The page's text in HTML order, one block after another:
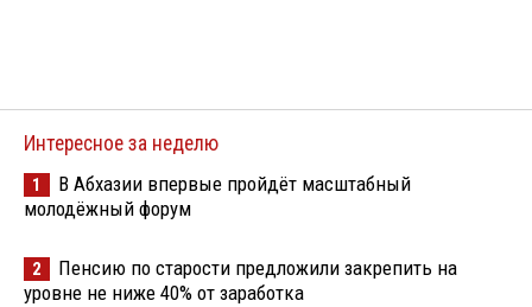
Интересное за неделю
1
В Абхазии впервые пройдёт масштабный
молодёжный форум
2
Пенсию по старости предложили закрепить на
уровне не ниже 40% от заработка